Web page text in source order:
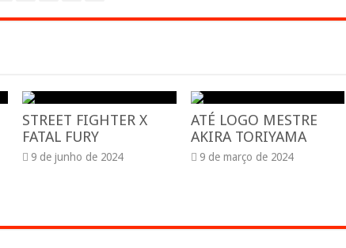
STREET FIGHTER X
FATAL FURY
9 de junho de 2024
ATÉ LOGO MESTRE
AKIRA TORIYAMA
9 de março de 2024